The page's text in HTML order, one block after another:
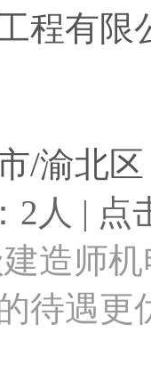
程有限
/渝北区
2人 | 点
造师
待遇更